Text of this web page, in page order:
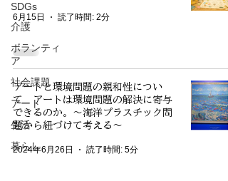
SDGs
介護
ボランティ
ア
社会課題
アート
生活
暮らし
6月15日 読了時間: 2分
アートと環境問題の親和性につい
て アートは環境問題の解決に寄与
できるのか。～海洋プラスチック問
題から紐づけて考える～
2024年6月26日 読了時間: 5分